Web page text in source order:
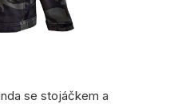
se stojáčkem a